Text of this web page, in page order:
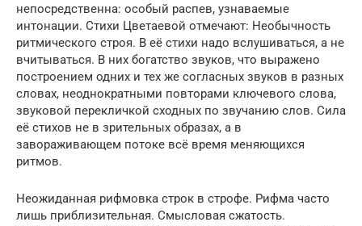
непосредственна: особый распев, узнаваемые
интонации. Стихи Цветаевой отмечают: Необычность
ритмического строя. В её стихи надо вслушиваться, а не
вчитываться. В них богатство звуков, что выражено
построением одних и тех же соглас­ных звуков в разных
словах, неоднократными повторами ключевого слова,
звуковой перекличкой сходных по звучанию слов. Сила
её стихов не в зрительных образах, а в
завораживающем потоке всё время меняющихся
ритмов.
Неожиданная рифмовка строк в строфе. Рифма часто
лишь приблизительная. Смысловая сжатость.